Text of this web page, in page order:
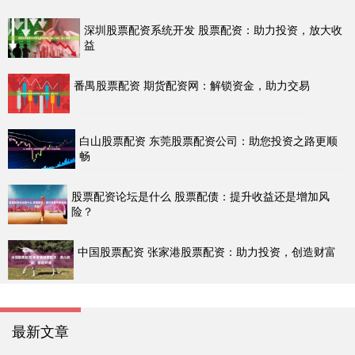
深圳股票配资系统开发 股票配资：助力投资，放大收
益
番禺股票配资 期货配资网：解锁资金，助力交易
白山股票配资 东莞股票配资公司：助您投资之路更顺
畅
股票配资论坛是什么 股票配债：提升收益还是增加风
险？
中国股票配资 张家港股票配资：助力投资，创造财富
最新文章